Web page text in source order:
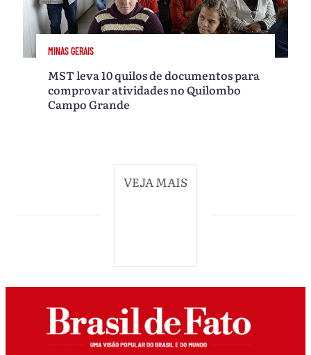
MINAS GERAIS
MST leva 10 quilos de documentos para
comprovar atividades no Quilombo
Campo Grande
VEJA MAIS